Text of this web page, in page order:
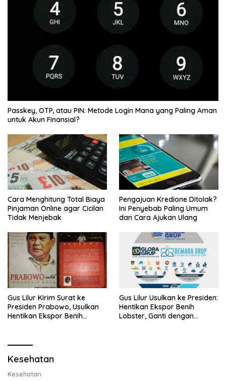
Passkey, OTP, atau PIN: Metode Login Mana yang Paling Aman
untuk Akun Finansial?
Cara Menghitung Total Biaya
Pinjaman Online agar Cicilan
Tidak Menjebak
Pengajuan Kredione Ditolak?
Ini Penyebab Paling Umum
dan Cara Ajukan Ulang
Gus Lilur Kirim Surat ke
Presiden Prabowo, Usulkan
Hentikan Ekspor Benih
Gus Lilur Usulkan ke Presiden:
Hentikan Ekspor Benih
Lobster, Ganti dengan
Kesehatan
Kesehatan